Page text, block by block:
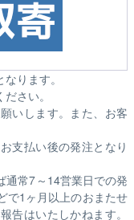
ります。
さい。
いします。また、お客
支払い後の発注となり
通常7～14営業日での発
で1ヶ月以上のおまたせ
告はいたしかねます。